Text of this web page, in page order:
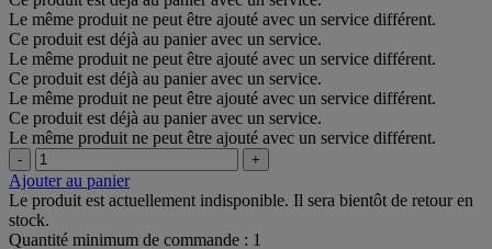
Le même produit ne peut être ajouté avec un service différent.
Ce produit est déjà au panier avec un service.
Le même produit ne peut être ajouté avec un service différent.
Ce produit est déjà au panier avec un service.
Le même produit ne peut être ajouté avec un service différent.
Ce produit est déjà au panier avec un service.
Le même produit ne peut être ajouté avec un service différent.
- +
Ajouter au panier
Le produit est actuellement indisponible. Il sera bientôt de retour en
stock.
Quantité minimum de commande : 1